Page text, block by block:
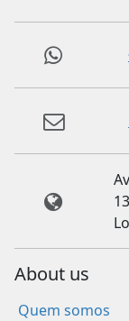
About us
Quem somos